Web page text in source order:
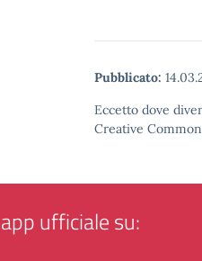
Pubblicato:
Eccetto dove
Creative
ufficiale su: